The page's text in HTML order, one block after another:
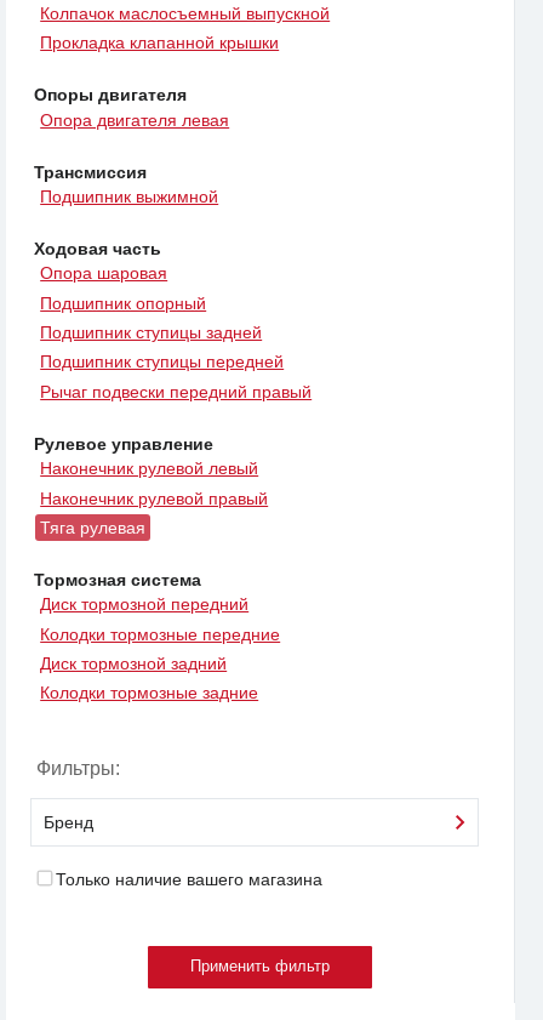
Колпачок маслосъемный выпускной
Прокладка клапанной крышки
Опоры двигателя
Опора двигателя левая
Трансмиссия
Подшипник выжимной
Ходовая часть
Опора шаровая
Подшипник опорный
Подшипник ступицы задней
Подшипник ступицы передней
Рычаг подвески передний правый
Рулевое управление
Наконечник рулевой левый
Наконечник рулевой правый
Тяга рулевая
Тормозная система
Диск тормозной передний
Колодки тормозные передние
Диск тормозной задний
Колодки тормозные задние
Фильтры:
Бренд
Только наличие вашего магазина